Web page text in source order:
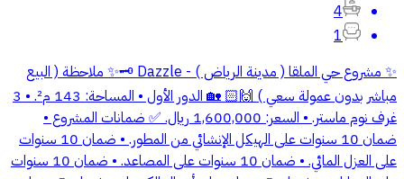
4
1
✨ مشروع حي الملقا ( مدينة الرياض ) - Dazzle 🗝️✨ ملاحظة ( البيع
مباشر بدون عمولة سعي ) 🙌🏻 🏡 الدور الأول • المساحة: 143 م². • 3
غرف نوم ماستر. • السعر: 1,600,000 ريال. ✅ ضمانات المشروع •
ضمان 10 سنوات على الهيكل الإنشائي من المطور. • ضمان 10 سنوات
على العزل المائي. • ضمان 10 سنوات على المصاعد. • ضمان 10 سنوات